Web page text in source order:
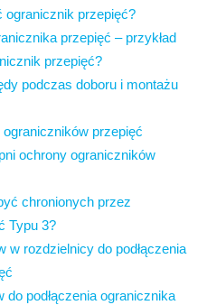
ogranicznik przepięć?
przepięć – przykład
przepięć?
podczas doboru i montażu
przepięć
ochrony ograniczników
chronionych przez
Typu 3?
w rozdzielnicy do podłączenia
do podłączenia ogranicznika